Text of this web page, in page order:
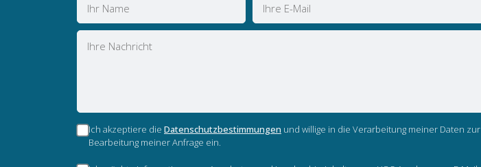
Mail
Nachricht
Ich akzeptiere die Datenschutzbestimmungen und willige in die Verarbeitung meiner Daten zur
Bearbeitung meiner Anfrage ein.